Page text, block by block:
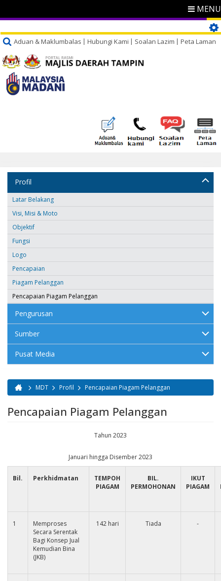
MENU
Aduan & Maklumbalas Hubungi Kami Soalan Lazim Peta Laman
Profil
Latar Belakang
Visi, Misi & Moto
Objektif
Fungsi
Logo
Pencapaian
Piagam Pelanggan
Pencapaian Piagam Pelanggan
Pengurusan
Sumber
Pusat Media
Anda di sini
MDT Profil Pencapaian Piagam Pelanggan
Pencapaian Piagam Pelanggan
Tahun 2023
Januari hingga Disember 2023
Bil. Perkhidmatan
TEMPOH
PIAGAM
BIL.
PERMOHONAN
IKUT
PIAGAM
1
Memproses
Secara Serentak
Bagi Konsep Jual
Kemudian Bina
(JKB)
142 hari Tiada -